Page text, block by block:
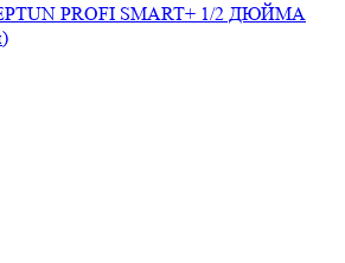
PROFI SMART+ 1/2 ДЮЙМА